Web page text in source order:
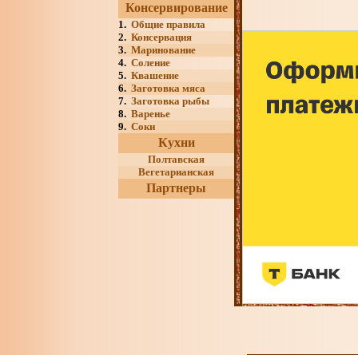
Консервирование
1. Общие правила
2. Консервация
3. Маринование
4. Соление
5. Квашение
6. Заготовка мяса
7. Заготовка рыбы
8. Варенье
9. Соки
Кухни
Полтавская
Вегетарианская
Партнеры